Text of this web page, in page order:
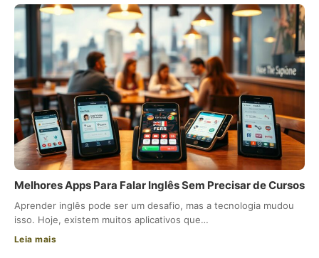
Melhores Apps Para Falar Inglês Sem Precisar de Cursos
Aprender inglês pode ser um desafio, mas a tecnologia mudou
isso. Hoje, existem muitos aplicativos que…
Leia mais